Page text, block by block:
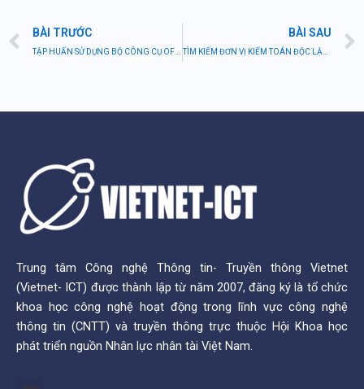
Prev
BÀI TRƯỚC
TẬP HUẤN SỬ DỤNG BỘ CÔNG CỤ OFFICE 365 CHO TỔ CHỨC PHI CHÍNH PHỦ
BÀI SAU
TÌM KIẾM ĐƠN VỊ KIỂM TOÁN ĐỘC LẬP KIỂM TOÁN BCTC 2023
Trung tâm Công nghệ Thông tin- Truyền thông Vietnet
(Vietnet- ICT) được thành lập từ năm 2007, đăng ký là tổ chức
khoa học công nghệ hoạt động trong lĩnh vực công nghệ
thông tin (CNTT) và truyền thông trực thuộc Hội Khoa học
phát triển nguồn Nhân lực nhân tài Việt Nam.